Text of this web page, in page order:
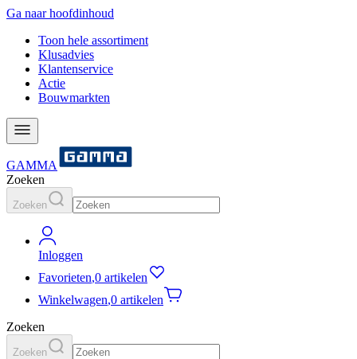
Ga naar hoofdinhoud
Toon hele assortiment
Klusadvies
Klantenservice
Actie
Bouwmarkten
GAMMA
Zoeken
Zoeken
Inloggen
Favorieten,0 artikelen
Winkelwagen,0 artikelen
Zoeken
Zoeken